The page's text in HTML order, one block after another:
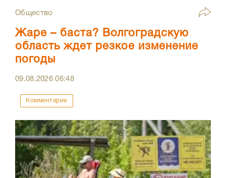
Общество
Жаре – баста? Волгоградскую
область ждет резкое изменение
погоды
09.08.202606:48
Комментарии